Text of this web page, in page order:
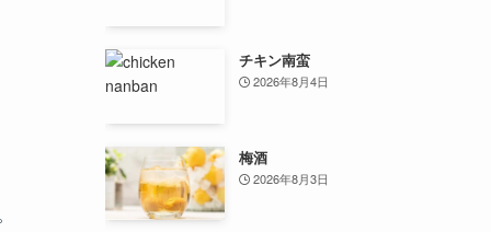
チキン南蛮
2026年8月4日
梅酒
2026年8月3日